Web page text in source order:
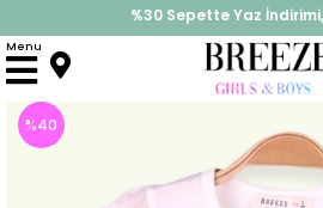
%30 Sepette Yaz
İndirimlere ek %10 İndirimi
Menu
Anasayfa Elbise Modelleri Yazlık
%40